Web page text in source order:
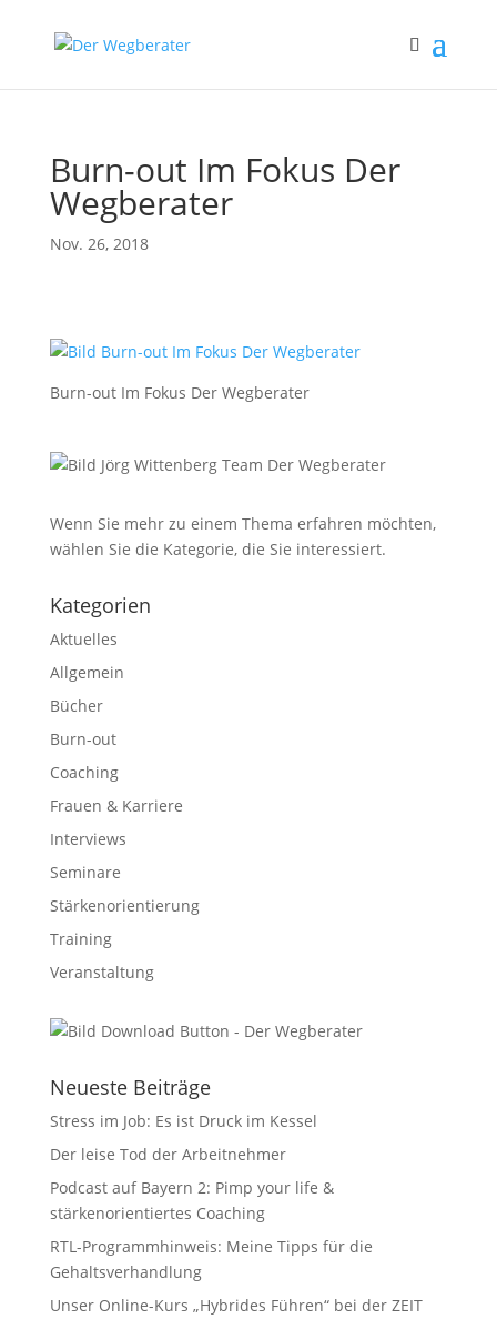
Burn-out Im Fokus Der
Wegberater
Nov. 26, 2018
Burn-out Im Fokus Der Wegberater
Wenn Sie mehr zu einem Thema erfahren möchten,
wählen Sie die Kategorie, die Sie interessiert.
Kategorien
Aktuelles
Allgemein
Bücher
Burn-out
Coaching
Frauen & Karriere
Interviews
Seminare
Stärkenorientierung
Training
Veranstaltung
Neueste Beiträge
Stress im Job: Es ist Druck im Kessel
Der leise Tod der Arbeitnehmer
Podcast auf Bayern 2: Pimp your life &
stärkenorientiertes Coaching
RTL-Programmhinweis: Meine Tipps für die
Gehaltsverhandlung
Unser Online-Kurs „Hybrides Führen“ bei der ZEIT